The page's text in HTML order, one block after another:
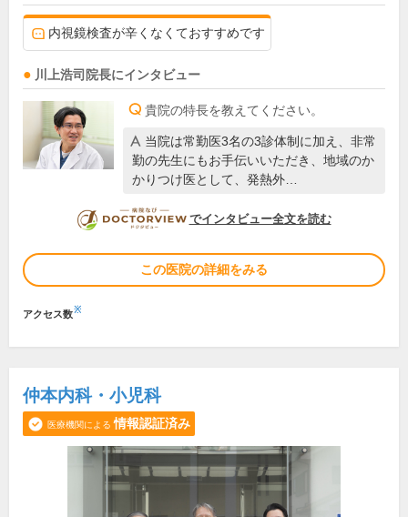
内視鏡検査が辛くなくておすすめです
川上浩司 院長にインタビュー
貴院の特長を教えてください。
当院は常勤医3名の3診体制に加え、非常
勤の先生にもお手伝いいただき、地域のか
かりつけ医として、発熱外…
DOCTORVIEW
でインタビュー全文を読む
この医院の詳細をみる
アクセス数※
仲本内科・小児科
医療機関による 情報認証済み